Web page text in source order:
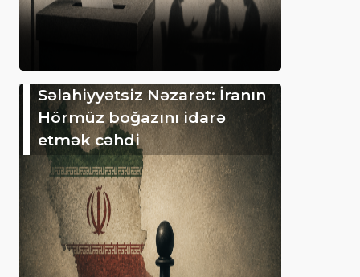
Səlahiyyətsiz Nəzarət: İranın
Hörmüz boğazını idarə
etmək cəhdi